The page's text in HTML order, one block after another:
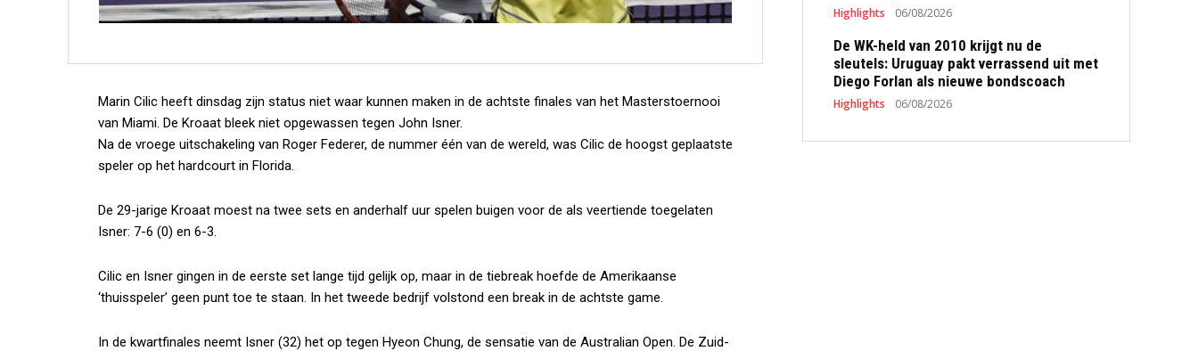
Marin Cilic heeft dinsdag zijn status niet waar kunnen maken in de achtste finales van het Masterstoernooi
van Miami. De Kroaat bleek niet opgewassen tegen John Isner.
Na de vroege uitschakeling van Roger Federer, de nummer één van de wereld, was Cilic de hoogst geplaatste
speler op het hardcourt in Florida.
De 29-jarige Kroaat moest na twee sets en anderhalf uur spelen buigen voor de als veertiende toegelaten
Isner: 7-6 (0) en 6-3.
Cilic en Isner gingen in de eerste set lange tijd gelijk op, maar in de tiebreak hoefde de Amerikaanse
‘thuisspeler’ geen punt toe te staan. In het tweede bedrijf volstond een break in de achtste game.
In de kwartfinales neemt Isner (32) het op tegen Hyeon Chung, de sensatie van de Australian Open. De Zuid-
Highlights 06/08/2026
De WK-held van 2010 krijgt nu de
sleutels: Uruguay pakt verrassend uit met
Diego Forlan als nieuwe bondscoach
Highlights 06/08/2026